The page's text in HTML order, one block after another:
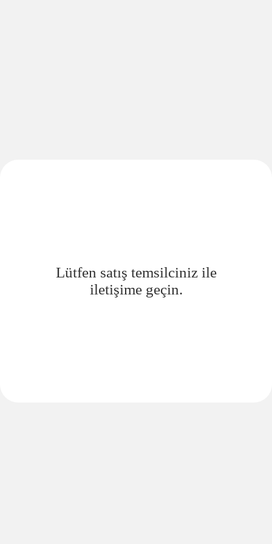
Lütfen satış temsilciniz ile
iletişime geçin.